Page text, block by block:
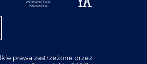
prawa zastrzeżone przez